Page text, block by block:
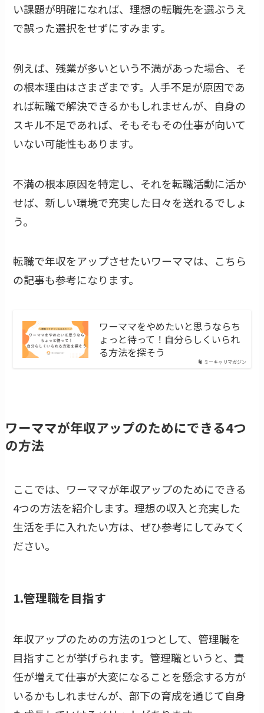
い課題が明確になれば、理想の転職先を選ぶうえ
で誤った選択をせずにすみます。
例えば、残業が多いという不満があった場合、そ
の根本理由はさまざまです。人手不足が原因であ
れば転職で解決できるかもしれませんが、自身の
スキル不足であれば、そもそもその仕事が向いて
いない可能性もあります。
不満の根本原因を特定し、それを転職活動に活か
せば、新しい環境で充実した日々を送れるでしょ
う。
転職で年収をアップさせたいワーママは、こちら
の記事も参考になります。
ミーキャリマガジン
ワーママをやめたいと思うならち
ょっと待って！自分らしくいられ
る方法を探そう
ワーママが年収アップのためにできる4つ
の方法
ここでは、ワーママが年収アップのためにできる
4つの方法を紹介します。理想の収入と充実した
生活を手に入れたい方は、ぜひ参考にしてみてく
ださい。
1.管理職を目指す
年収アップのための方法の1つとして、管理職を
目指すことが挙げられます。管理職というと、責
任が増えて仕事が大変になることを懸念する方が
いるかもしれませんが、部下の育成を通じて自身